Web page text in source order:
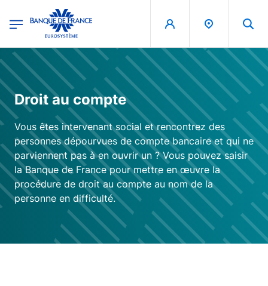
Banque de France - Menu Principal
Droit au compte
Vous êtes intervenant social et rencontrez des
personnes dépourvues de compte bancaire et qui ne
parviennent pas à en ouvrir un ? Vous pouvez saisir
la Banque de France pour mettre en œuvre la
procédure de droit au compte au nom de la
personne en difficulté.